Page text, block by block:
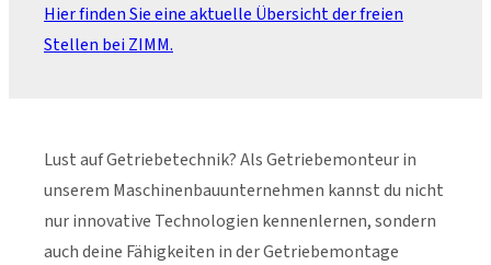
Hier finden Sie eine aktuelle Übersicht der freien
Stellen bei ZIMM.
Lust auf Getriebetechnik? Als Getriebemonteur in
unserem Maschinenbauunternehmen kannst du nicht
nur innovative Technologien kennenlernen, sondern
auch deine Fähigkeiten in der Getriebemontage